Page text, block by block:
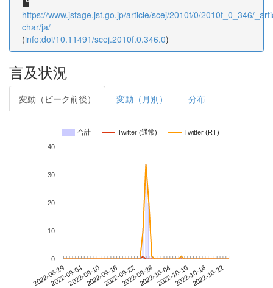
https://www.jstage.jst.go.jp/article/scej/2010f/0/2010f_0_346/
char/ja/
(info:doi/10.11491/scej.2010f.0.346.0)
言及状況
変動（ピーク前後） 変動（月別） 分布
合計 Twitter (通常) Twitter (RT)
2022-08-292022-09-042022-09-102022-09-162022-09-222022-09-282022-10-042022-10-102022-10-162022-10-22
0
10
20
30
40